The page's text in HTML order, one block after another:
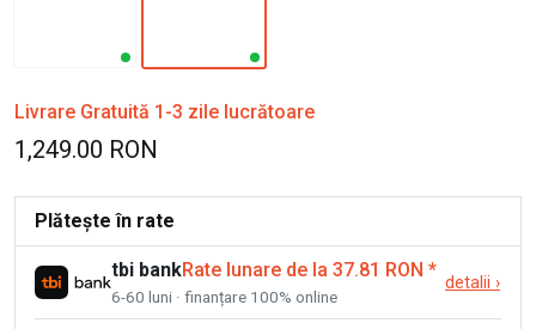
Livrare Gratuită 1-3 zile lucrătoare
1,249.00 RON
Plătește în rate
tbi bankRate lunare de la 37.81 RON *
6-60 luni · finanțare 100% online
detalii ›